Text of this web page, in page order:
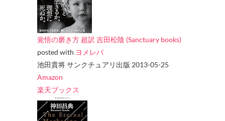
覚悟の磨き方 超訳 吉田松陰 (Sanctuary books)
posted with ヨメレバ
池田貴将 サンクチュアリ出版 2013-05-25
Amazon
楽天ブックス